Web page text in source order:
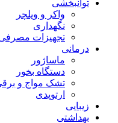
توانبخشی
واکر و ویلچر
نگهداری
تجهیزات مصرفی
درمانی
ماساژور
دستگاه بخور
تشک مواج و
ارتوپدی
زیبایی
بهداشتی